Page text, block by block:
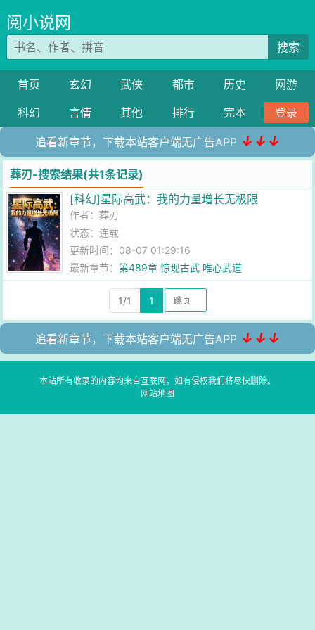
阅小说网
搜索
首页 玄幻 武侠 都市 历史
网游
科幻
言情 其他 排行 完本 登录
追看新章节，下载本站客户端无广告APP ↓↓↓
葬刃-搜索结果(共1条记录)
[科幻]星际高武：我的力量增长无极限
作者：葬刃
状态：连载
更新时间：08-07 01:29:16
最新章节：第489章 惊现古武 唯心武道
1/1 1
追看新章节，下载本站客户端无广告APP ↓↓↓
本站所有收录的内容均来自互联网，如有侵权我们将尽快删除。
网站地图